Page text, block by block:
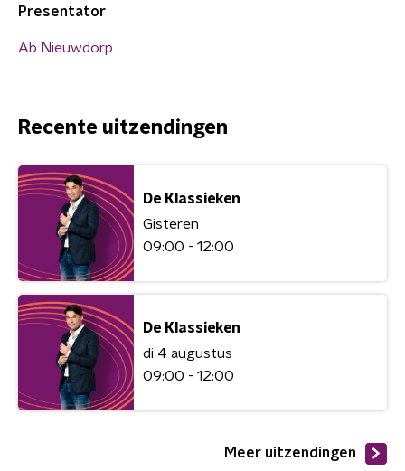
Presentator
Ab Nieuwdorp
Recente uitzendingen
De Klassieken
Gisteren
09:00 - 12:00
De Klassieken
di 4 augustus
09:00 - 12:00
Meer uitzendingen